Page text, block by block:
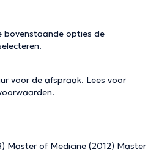
bovenstaande opties de
voor de afspraak. Lees voor
.
Master of Medicine (2012) Master